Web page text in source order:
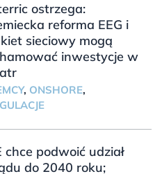
ostrzega:
reforma EEG i
sieciowy mogą
inwestycje w
, ONSHORE,
chce podwoić udział
do 2040 roku;